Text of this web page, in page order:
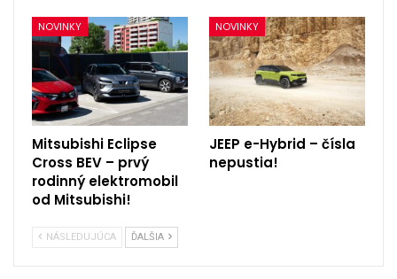
NOVINKY
Mitsubishi Eclipse
Cross BEV – prvý
rodinný elektromobil
od Mitsubishi!
NOVINKY
JEEP e-Hybrid – čísla
nepustia!
NÁSLEDUJÚCA ĎALŠIA